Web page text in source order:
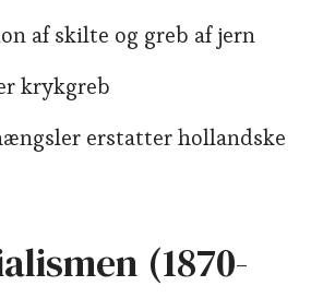
af skilte og greb af jern
krykgreb
erstatter hollandske
(1870-